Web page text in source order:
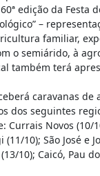
edição da Festa
–
familiar,
o semiárido, à
também terá
caravanas de
dos seguintes
Currais Novos (10/
10); São José e
10); Caicó, Pau